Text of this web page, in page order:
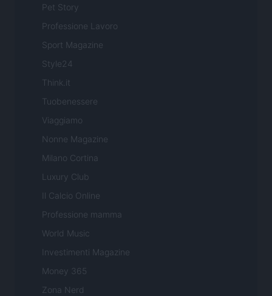
Pet Story
Professione Lavoro
Sport Magazine
Style24
Think.it
Tuobenessere
Viaggiamo
Nonne Magazine
Milano Cortina
Luxury Club
Il Calcio Online
Professione mamma
World Music
Investimenti Magazine
Money 365
Zona Nerd